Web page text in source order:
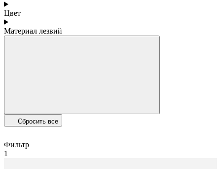
Цвет
Материал лезвий
Сбросить все
Фильтр
1